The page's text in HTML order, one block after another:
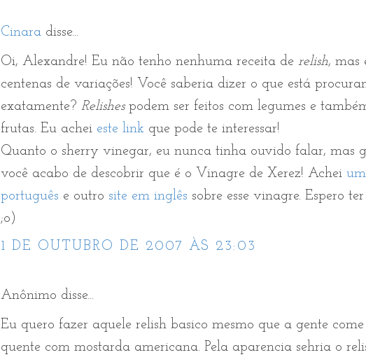
Cinara disse...
Oi, Alexandre! Eu não tenho nenhuma receita de relish, mas
centenas de variações! Você saberia dizer o que está
exatamente? Relishespodem ser feitos com legumes e
frutas. Eu achei este link que pode te interessar!
Quanto o sherry vinegar, eu nunca tinha ouvido falar, mas
você acabo de descobrir que é o Vinagre de Xerez! Achei
português e outro site em inglês sobre esse vinagre. Espero
;o)
1 DE OUTUBRO DE 2007 ÀS 23:03
Anônimo disse...
Eu quero fazer aquele relish basico mesmo que a gente
quente com mostarda americana. Pela aparencia sehria o